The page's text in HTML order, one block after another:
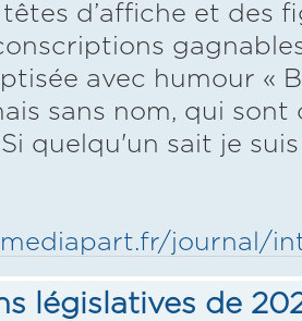
d’affiche et des
avec humour «
sans nom, qui sont
quelqu'un sait je
journal/
législatives de